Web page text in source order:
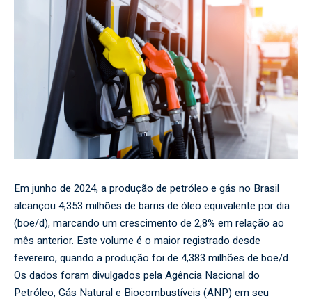
Em junho de 2024, a produção de petróleo e gás no Brasil
alcançou 4,353 milhões de barris de óleo equivalente por dia
(boe/d), marcando um crescimento de 2,8% em relação ao
mês anterior. Este volume é o maior registrado desde
fevereiro, quando a produção foi de 4,383 milhões de boe/d.
Os dados foram divulgados pela Agência Nacional do
Petróleo, Gás Natural e Biocombustíveis (ANP) em seu